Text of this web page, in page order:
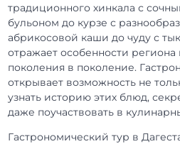
традиционного хинкала с
бульоном до курзе с
абрикосовой каши до чуду с
отражает особенности региона
поколения в поколение.
открывает возможность не
узнать историю этих блюд,
даже поучаствовать в
Гастрономический тур в